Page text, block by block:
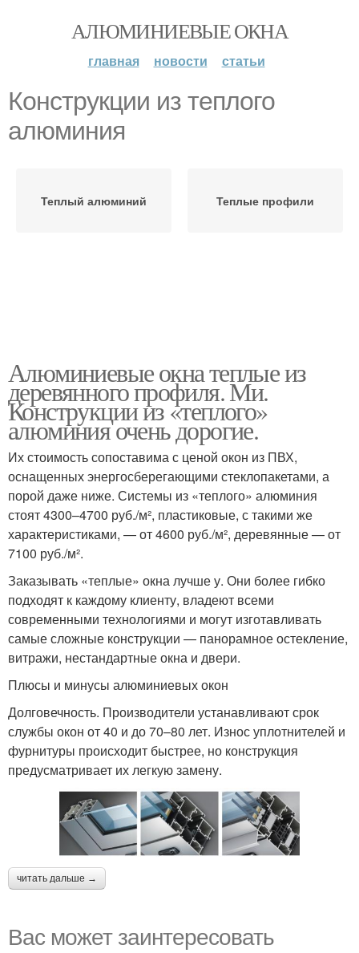
АЛЮМИНИЕВЫЕ ОКНА
главная новости статьи
Конструкции из теплого
алюминия
Теплый алюминий Теплые профили
Алюминиевые окна теплые из
деревянного профиля. Ми.
Конструкции из «теплого»
алюминия очень дорогие.
Их стоимость сопоставима с ценой окон из ПВХ,
оснащенных энергосберегающими стеклопакетами, а
порой даже ниже. Системы из «теплого» алюминия
стоят 4300–4700 руб./м², пластиковые, с такими же
характеристиками, — от 4600 руб./м², деревянные — от
7100 руб./м².
Заказывать «теплые» окна лучше у. Они более гибко
подходят к каждому клиенту, владеют всеми
современными технологиями и могут изготавливать
самые сложные конструкции — панорамное остекление,
витражи, нестандартные окна и двери.
Плюсы и минусы алюминиевых окон
Долговечность. Производители устанавливают срок
службы окон от 40 и до 70–80 лет. Износ уплотнителей и
фурнитуры происходит быстрее, но конструкция
предусматривает их легкую замену.
читать дальше →
Вас может заинтересовать